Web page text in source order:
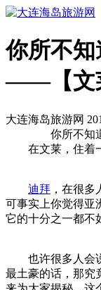
你所不
——【文
大连海岛旅游网
你所不知
在文莱，住着一
迪拜 ，在很
可事实上你觉得亚
它的十分之一都不
也许很多人会说
最土豪的话，那究